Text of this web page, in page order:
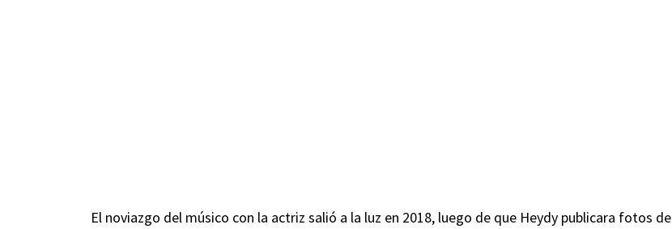
El noviazgo del músico con la actriz salió a la luz en 2018, luego de que Heydy publicara fotos de